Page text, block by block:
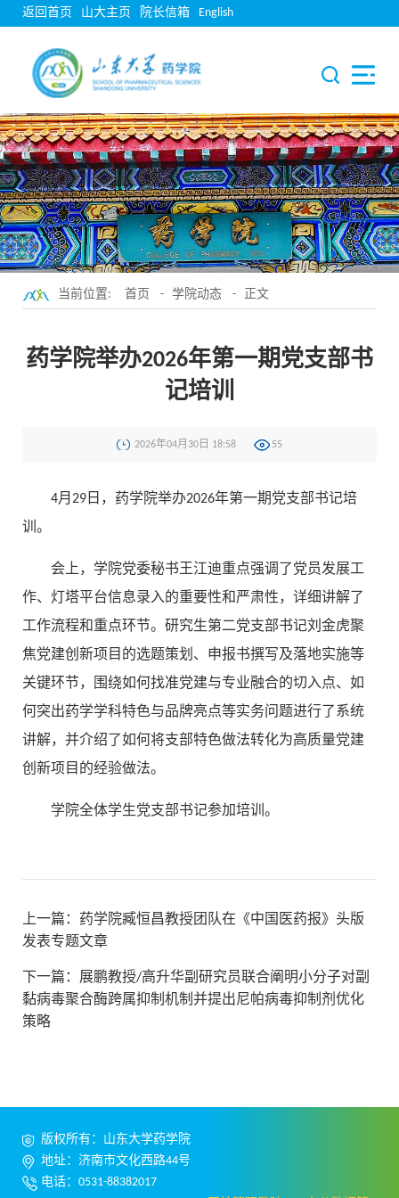
返回首页 山大主页 院长信箱 English
当前位置: 首页 - 学院动态 - 正文
药学院举办2026年第一期党支部书
记培训
2026年04月30日 18:58 55
4月29日，药学院举办2026年第一期党支部书记培
训。
会上，学院党委秘书王江迪重点强调了党员发展工
作、灯塔平台信息录入的重要性和严肃性，详细讲解了
工作流程和重点环节。研究生第二党支部书记刘金虎聚
焦党建创新项目的选题策划、申报书撰写及落地实施等
关键环节，围绕如何找准党建与专业融合的切入点、如
何突出药学学科特色与品牌亮点等实务问题进行了系统
讲解，并介绍了如何将支部特色做法转化为高质量党建
创新项目的经验做法。
学院全体学生党支部书记参加培训。
上一篇： 药学院臧恒昌教授团队在《中国医药报》头版
发表专题文章
下一篇： 展鹏教授/高升华副研究员联合阐明小分子对副
黏病毒聚合酶跨属抑制机制并提出尼帕病毒抑制剂优化
策略
版权所有：山东大学药学院
地址：济南市文化西路44号
电话：0531-88382017